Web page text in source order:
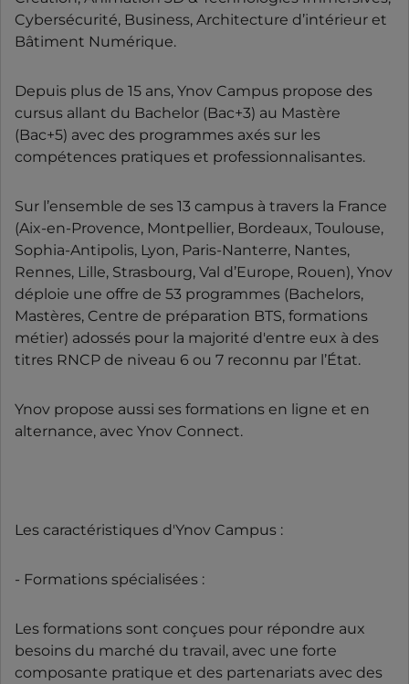
Cybersécurité, Business, Architecture d’intérieur et
Bâtiment Numérique.
Depuis plus de 15 ans, Ynov Campus propose des
cursus allant du Bachelor (Bac+3) au Mastère
(Bac+5) avec des programmes axés sur les
compétences pratiques et professionnalisantes.
Sur l’ensemble de ses 13 campus à travers la France
(Aix-en-Provence, Montpellier, Bordeaux, Toulouse,
Sophia-Antipolis, Lyon, Paris-Nanterre, Nantes,
Rennes, Lille, Strasbourg, Val d’Europe, Rouen), Ynov
déploie une offre de 53 programmes (Bachelors,
Mastères, Centre de préparation BTS, formations
métier) adossés pour la majorité d'entre eux à des
titres RNCP de niveau 6 ou 7 reconnu par l’État.
Ynov propose aussi ses formations en ligne et en
alternance, avec Ynov Connect.
Les caractéristiques d'Ynov Campus :
- Formations spécialisées :
Les formations sont conçues pour répondre aux
besoins du marché du travail, avec une forte
composante pratique et des partenariats avec des